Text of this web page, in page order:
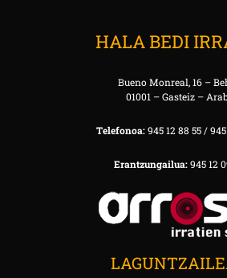
HALA BEDI
Bueno Monreal, 16 –
01001 – Gasteiz –
Telefonoa:945 12 88 55 / 945
Erantzungailua:945 12